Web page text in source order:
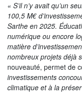
NOS ACTIONS
Solidarité,
Emploi,
agriculture,
transition
« S’il n’y avait qu’un
100,5 M€
Sarthe en 2025.
numérique ou encore
matière
nombreux projets déjà
nouveauté, permet de
investissements
climatique et à la